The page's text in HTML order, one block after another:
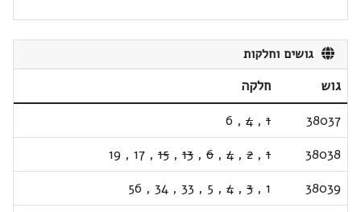
גושים וחלקות
גוש
חלקה
38037
1
,
4
,
6
38038
1
,
2
,
4
,
6
,
13
,
15
,
17
,
19
38039
1
,
3
,
4
,
5
,
33
,
34
,
56